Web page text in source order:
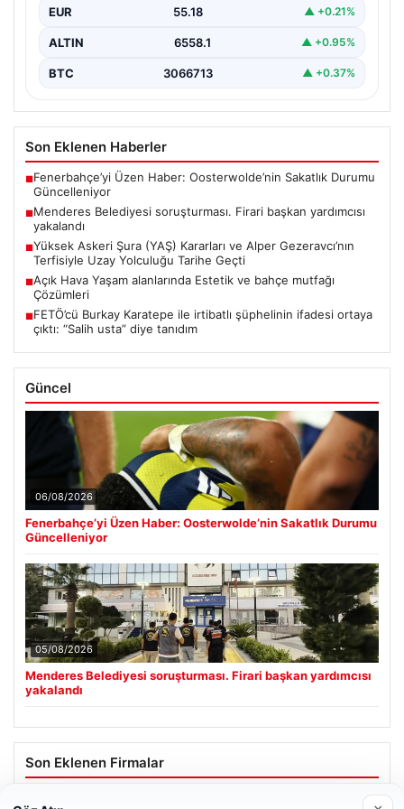
EUR 55.18 ▲ +0.21%
ALTIN 6558.1 ▲ +0.95%
BTC 3066713 ▲ +0.37%
Son Eklenen Haberler
■Fenerbahçe’yi Üzen Haber: Oosterwolde’nin Sakatlık Durumu
Güncelleniyor
■Menderes Belediyesi soruşturması. Firari başkan yardımcısı
yakalandı
■Yüksek Askeri Şura (YAŞ) Kararları ve Alper Gezeravcı’nın
Terfisiyle Uzay Yolculuğu Tarihe Geçti
■Açık Hava Yaşam alanlarında Estetik ve bahçe mutfağı
Çözümleri
■FETÖ’cü Burkay Karatepe ile irtibatlı şüphelinin ifadesi ortaya
çıktı: “Salih usta” diye tanıdım
Güncel
06/08/2026
Fenerbahçe’yi Üzen Haber: Oosterwolde’nin Sakatlık Durumu
Güncelleniyor
05/08/2026
Menderes Belediyesi soruşturması. Firari başkan yardımcısı
yakalandı
Son Eklenen Firmalar